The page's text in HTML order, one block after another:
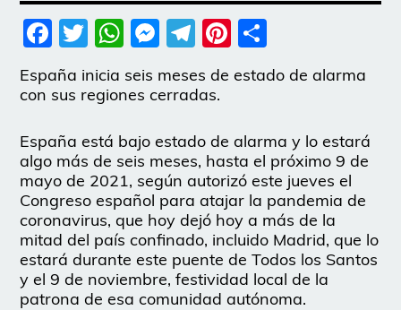
Facebook
Twitter
WhatsApp
Messenger
Telegram
Pinterest
España inicia seis meses de estado de alarma
con sus regiones cerradas.
España está bajo estado de alarma y lo estará
algo más de seis meses, hasta el próximo 9 de
mayo de 2021, según autorizó este jueves el
Congreso español para atajar la pandemia de
coronavirus, que hoy dejó hoy a más de la
mitad del país confinado, incluido Madrid, que lo
estará durante este puente de Todos los Santos
y el 9 de noviembre, festividad local de la
patrona de esa comunidad autónoma.